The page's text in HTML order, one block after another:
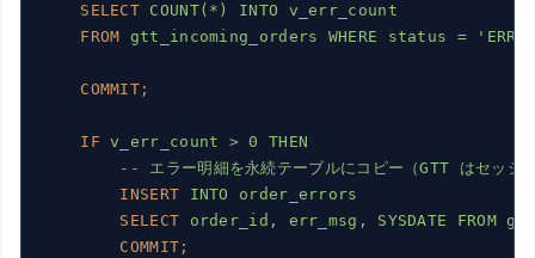
SELECT COUNT(*) INTO v_err_count
FROM gtt_incoming_orders WHERE status =
COMMIT;
IF
v_err_count > 0 THEN
--
エラー明細を永続テーブルにコピー（GTT はセッシ
INSERT
INTO order_errors
SELECT
order_id, err_msg, SYSDATE FROM
COMMIT;